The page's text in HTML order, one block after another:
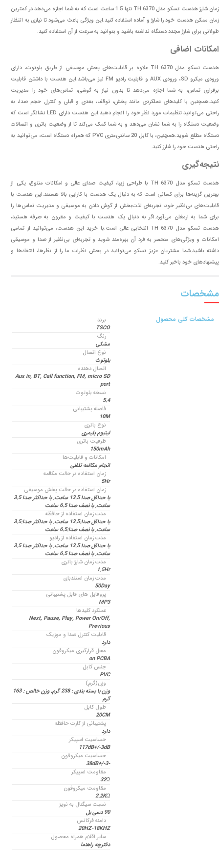
زمان شارژ هدست تسکو مدل TH 6370 تنها 1.5 ساعت است که به شما اجازه می‌دهد در کمترین
زمان ممکن هدست خود را شارژ و آماده استفاده کنید.این ویژگی باعث می‌شود تا نیازی به انتظار
طولانی برای شارژ مجدد دستگاه نداشته باشید و بتوانید به سرعت از آن استفاده کنید.
امکانات اضافی
هدست تسکو مدل TH 6370 علاوه بر قابلیت‌های پخش موسیقی از طریق بلوتوث، دارای
ورودی میکرو SD، ورودی AUX و قابلیت رادیو FM نیز می‌باشد.این هدست با داشتن قابلیت
برقراری تماس، به شما اجازه می‌دهد تا بدون نیاز به گوشی، تماس‌های خود را مدیریت
کنید.همچنین با کلیدهای عملکردی مانند پخش، توقف، بعدی و قبلی و کنترل حجم صدا، به
راحتی می‌توانید تنظیمات مورد نظر خود را انجام دهید.این هدست دارای LED نشانگر است که
وضعیت دستگاه را به شما نشان می‌دهد و به شما کمک می‌کند تا از وضعیت باتری و اتصالات
دستگاه مطلع شوید.همچنین، با کابل 20 سانتی‌متری PVC که همراه دستگاه است، می‌توانید به
راحتی هدست خود را شارژ کنید.
نتیجه‌گیری
هدست تسکو مدل TH 6370 با طراحی زیبا، کیفیت صدای عالی و امکانات متنوع، یکی از
بهترین گزینه‌ها برای کسانی است که به دنبال یک هدست با کارایی بالا هستند.این هدست با
قابلیت‌های بی‌نظیر خود، تجربه‌ای لذت‌بخش از گوش دادن به موسیقی و مدیریت تماس‌ها را
برای شما به ارمغان می‌آورد.اگر به دنبال یک هدست با کیفیت و مقرون به صرفه هستید،
هدست تسکو مدل TH 6370 انتخابی عالی است.با خرید این هدست، می‌توانید از تمامی
امکانات و ویژگی‌های منحصر به فرد آن بهره‌مند شوید و تجربه‌ای بی‌نظیر از صدا و موسیقی
داشته باشید.شما مشتریان عزیز تسکو می‌توانید در بخش نظرات ما را از نظرها، انتقادها و
پیشنهادهای خود باخبر کنید.
مشخصات
مشخصات کلی محصول
برند
TSCO
رنگ
مشکی
نوع اتصال
بلوتوث
اتصال دهنده
Aux in, BT, Call function, FM, micro SD
port
نسخه بلوتوث
5.4
فاصله پشتیبانی
10M
نوع باتری
لیتیوم پلیمری
ظرفیت باتری
150mAh
امکانات و قابلیت‌ها
انجام مکالمه تلفنی
زمان استفاده در حالت مکالمه
5Hr
زمان استفاده در حالت پخش موسیقی
با حداقل صدا 13.5 ساعت, با حداکثر صدا 3.5
ساعت, با نصف صدا 6.5 ساعت
مدت زمان استفاده از حافظه
با حداقل صدا:13.5 ساعت, با حداکثر صدا:3.5
ساعت, با نصف صدا:6.5 ساعت
مدت زمان استفاده از رادیو
با حداقل صدا 13.5 ساعت, با حداکثر صدا 3.5
ساعت, با نصف صدا 6.5 ساعت
مدت زمان شارژ باتری
1.5Hr
مدت زمان استندبای
50Day
پروفایل های قابل پشتیبانی
MP3
عملکرد کلیدها
Next, Pause, Play, Power On/Off,
Previous
قابلیت کنترل صدا و موزیک
دارد
محل قرارگیری میکروفون
on PCBA
جنس کابل
PVC
وزن(گرم)
وزن با بسته بندی : 238 گرم, وزن خالص : 163
گرم
طول کابل
20CM
پشتیبانی از کارت‌ حافظه
دارد
حساسیت اسپیکر
117dB+/-3dB
حساسیت میکروفون
-38dB+/-3
مقاومت اسپیکر
32Ω
مقاومت میکروفون
2.2KΩ
نسبت سیگنال به نویز
90 دسی بل
دامنه فرکانس
20HZ-18KHZ
سایر اقلام همراه محصول
دفترچه راهنما